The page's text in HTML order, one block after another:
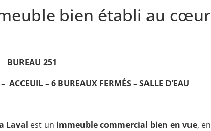
bien établi au cœur
BUREAU 251
ACCEUIL – 6 BUREAUX FERMÉS – SALLE D’EAU
Laval est un immeuble commercial bien en vue, en